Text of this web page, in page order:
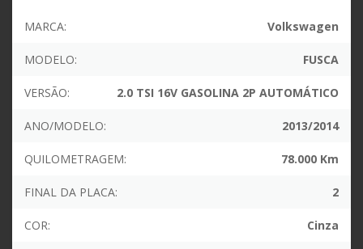
MARCA: Volkswagen
MODELO: FUSCA
VERSÃO: 2.0 TSI 16V GASOLINA 2P AUTOMÁTICO
ANO/MODELO: 2013/2014
QUILOMETRAGEM: 78.000 Km
FINAL DA PLACA: 2
COR: Cinza